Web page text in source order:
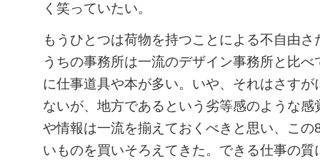
く笑っていたい。
もうひとつは荷物を持つことによる不自由さ
うちの事務所は一流のデザイン事務所と比
に仕事道具や本が多い。いや、それはさすが
ないが、地方であるという劣等感のような感
や情報は一流を揃えておくべきと思い、この
いものを買いそろえてきた。できる仕事の質